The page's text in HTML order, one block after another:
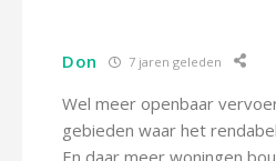
Don 7 jaren geleden
Wel meer openbaar
gebieden waar het
En daar meer woningen